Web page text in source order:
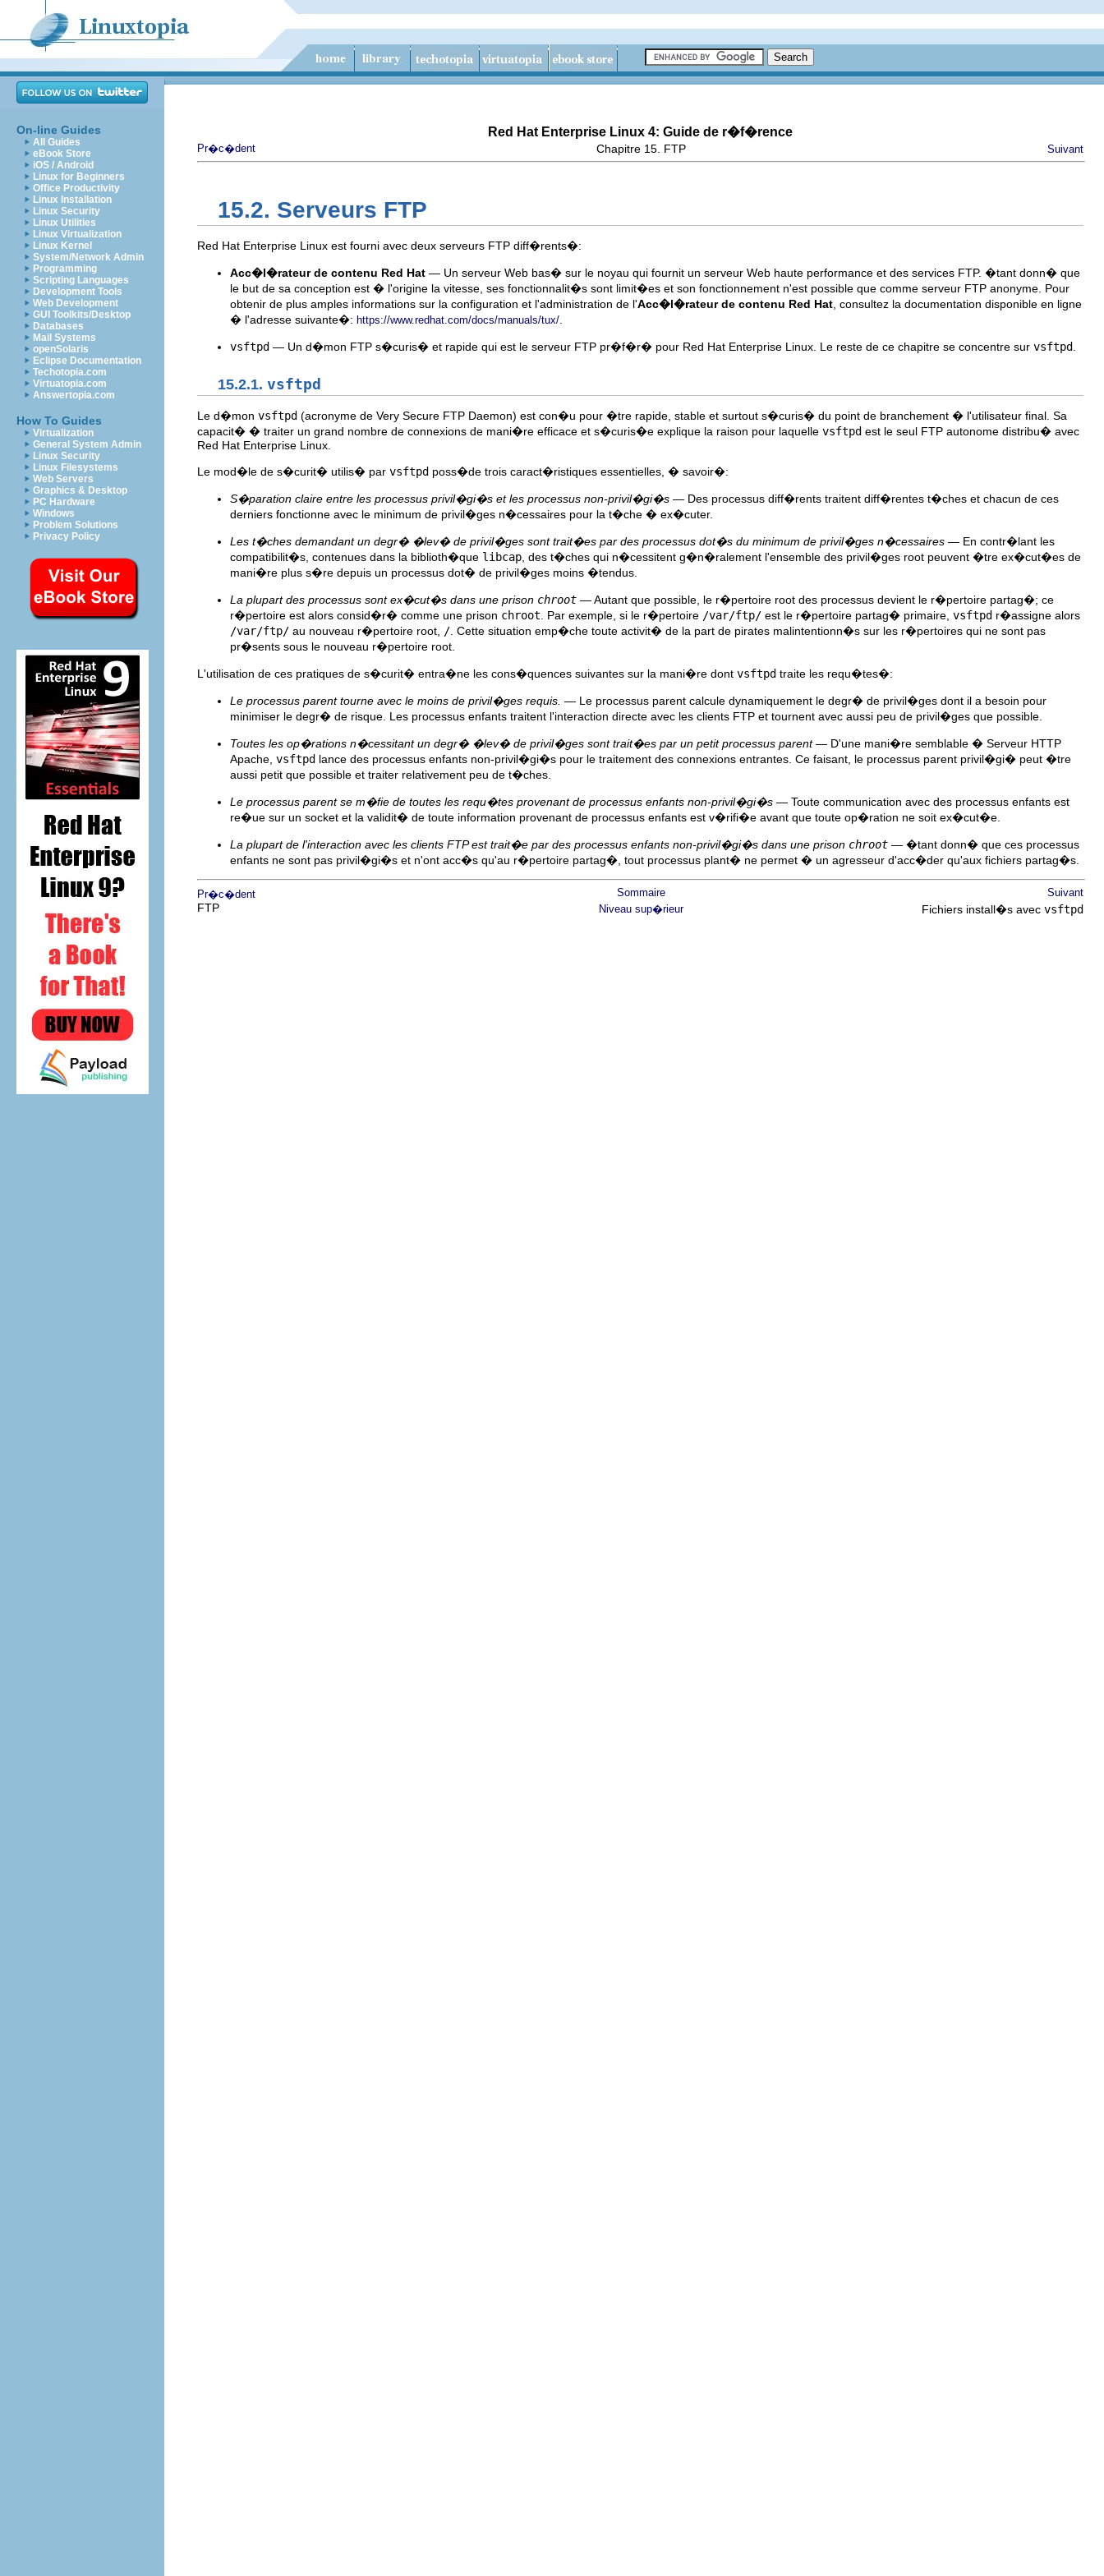
On-line Guides
All Guides
eBook Store
iOS / Android
Linux for Beginners
Office Productivity
Linux Installation
Linux Security
Linux Utilities
Linux Virtualization
Linux Kernel
System/Network Admin
Programming
Scripting Languages
Development Tools
Web Development
GUI Toolkits/Desktop
Databases
Mail Systems
openSolaris
Eclipse Documentation
Techotopia.com
Virtuatopia.com
Answertopia.com
How To Guides
Virtualization
General System Admin
Linux Security
Linux Filesystems
Web Servers
Graphics & Desktop
PC Hardware
Windows
Problem Solutions
Privacy Policy
Red Hat Enterprise Linux 4: Guide de r�f�rence
Pr�c�dent Chapitre 15. FTP Suivant
15.2. Serveurs FTP
Red Hat Enterprise Linux est fourni avec deux serveurs FTP diff�rents�:
Acc�l�rateur de contenu Red Hat — Un serveur Web bas� sur le noyau qui fournit un serveur Web haute performance et des services FTP. �tant donn� que
le but de sa conception est � l'origine la vitesse, ses fonctionnalit�s sont limit�es et son fonctionnement n'est possible que comme serveur FTP anonyme. Pour
obtenir de plus amples informations sur la configuration et l'administration de l'Acc�l�rateur de contenu Red Hat , consultez la documentation disponible en ligne
� l'adresse suivante�: https://www.redhat.com/docs/manuals/tux/
vsftpd — Un d�mon FTP s�curis� et rapide qui est le serveur FTP pr�f�r� pour Red Hat Enterprise Linux. Le reste de ce chapitre se concentre sur vsftpd
15.2.1. vsftpd
Le d�mon vsftpd (acronyme de Very Secure FTP Daemon) est con�u pour �tre rapide, stable et surtout s�curis� du point de branchement � l'utilisateur final. Sa
capacit� � traiter un grand nombre de connexions de mani�re efficace et s�curis�e explique la raison pour laquelle vsftpd est le seul FTP autonome distribu� avec
Red Hat Enterprise Linux.
Le mod�le de s�curit� utilis� par vsftpd poss�de trois caract�ristiques essentielles, � savoir�:
S�paration claire entre les processus privil�gi�s et les processus non-privil�gi�s — Des processus diff�rents traitent diff�rentes t�ches et chacun de ces
derniers fonctionne avec le minimum de privil�ges n�cessaires pour la t�che � ex�cuter.
Les t�ches demandant un degr� �lev� de privil�ges sont trait�es par des processus dot�s du minimum de privil�ges n�cessaires — En contr�lant les
compatibilit�s, contenues dans la biblioth�que libcap , des t�ches qui n�cessitent g�n�ralement l'ensemble des privil�ges root peuvent �tre ex�cut�es de
mani�re plus s�re depuis un processus dot� de privil�ges moins �tendus.
La plupart des processus sont ex�cut�s dans une prison chroot — Autant que possible, le r�pertoire root des processus devient le r�pertoire partag�; ce
r�pertoire est alors consid�r� comme une prison chroot . Par exemple, si le r�pertoire /var/ftp/ est le r�pertoire partag� primaire, vsftpd r�assigne alors
/var/ftp/ au nouveau r�pertoire root, / . Cette situation emp�che toute activit� de la part de pirates malintentionn�s sur les r�pertoires qui ne sont pas
pr�sents sous le nouveau r�pertoire root.
L'utilisation de ces pratiques de s�curit� entra�ne les cons�quences suivantes sur la mani�re dont vsftpd traite les requ�tes�:
Le processus parent tourne avec le moins de privil�ges requis. — Le processus parent calcule dynamiquement le degr� de privil�ges dont il a besoin pour
minimiser le degr� de risque. Les processus enfants traitent l'interaction directe avec les clients FTP et tournent avec aussi peu de privil�ges que possible.
Toutes les op�rations n�cessitant un degr� �lev� de privil�ges sont trait�es par un petit processus parent— D'une mani�re semblable � Serveur HTTP
Apache, vsftpd lance des processus enfants non-privil�gi�s pour le traitement des connexions entrantes. Ce faisant, le processus parent privil�gi� peut �tre
aussi petit que possible et traiter relativement peu de t�ches.
Le processus parent se m�fie de toutes les requ�tes provenant de processus enfants non-privil�gi�s — Toute communication avec des processus enfants est
re�ue sur un socket et la validit� de toute information provenant de processus enfants est v�rifi�e avant que toute op�ration ne soit ex�cut�e.
La plupart de l'interaction avec les clients FTP est trait�e par des processus enfants non-privil�gi�s dans une prison chroot — �tant donn� que ces processus
enfants ne sont pas privil�gi�s et n'ont acc�s qu'au r�pertoire partag�, tout processus plant� ne permet � un agresseur d'acc�der qu'aux fichiers partag�s.
Pr�c�dent Sommaire Suivant
FTP Niveau sup�rieur Fichiers install�s avec vsftpd